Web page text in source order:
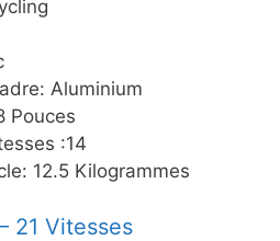
Aluminium
Pouces
:14
12.5 Kilogrammes
21 Vitesses